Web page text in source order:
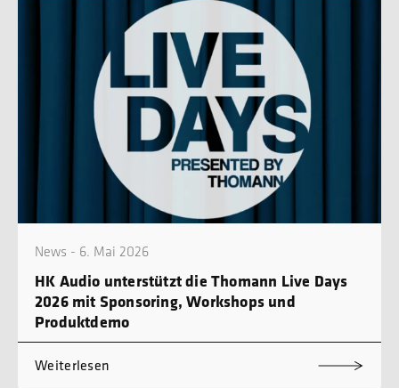
News - 6. Mai 2026
HK Audio unterstützt die Thomann Live Days
2026 mit Sponsoring, Workshops und
Produktdemo
Weiterlesen